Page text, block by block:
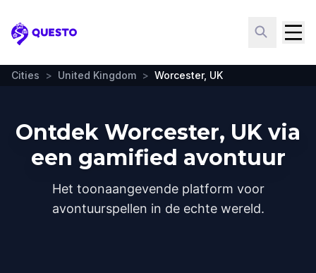
Questo
Cities > United Kingdom > Worcester, UK
Ontdek Worcester, UK via
een gamified avontuur
Het toonaangevende platform voor
avontuurspellen in de echte wereld.